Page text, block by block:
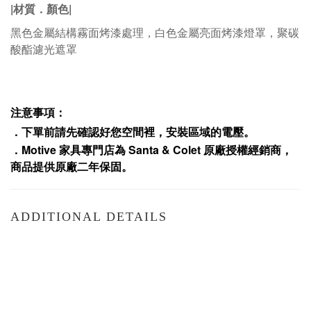
|材質 ． 顏色|
黑色金屬結構霧面烤漆處理，白色金屬亮面烤漆燈罩，聚碳
酸酯濾光遮罩
注意事項：
．下單前請先確認好您空間裡，安裝區域的電壓。
． Motive家具專門店為Santa & Colet 原廠授權經銷商，
商品提供原廠二年保固。
ADDITIONAL DETAILS